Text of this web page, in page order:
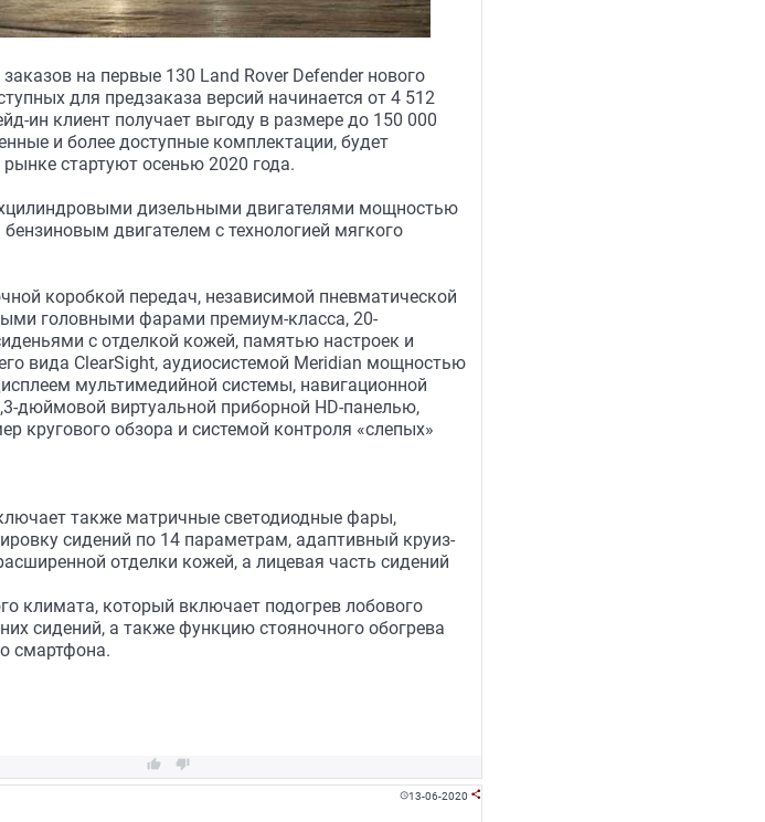
на первые 130 Land Rover Defender нового
для предзаказа версий начинается от 4 512
ин клиент получает выгоду в размере до 150 000
и более доступные комплектации, будет
стартуют осенью 2020 года.
дизельными двигателями мощностью
двигателем с технологией мягкого
коробкой передач, независимой пневматической
головными фарами премиум-класса, 20-
с отделкой кожей, памятью настроек и
вида ClearSight, аудиосистемой Meridian мощностью
мультимедийной системы, навигационной
дюймовой виртуальной приборной HD-панелью,
кругового обзора и системой контроля «слепых»
также матричные светодиодные фары,
сидений по 14 параметрам, адаптивный круиз-
отделки кожей, а лицевая часть сидений
климата, который включает подогрев лобового
сидений, а также функцию стояночного обогрева
смартфона.
 
13-06-2020 